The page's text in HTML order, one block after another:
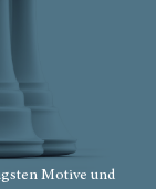
Motive und